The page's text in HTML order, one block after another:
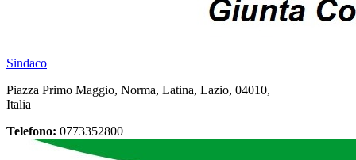
Sindaco
Piazza Primo Maggio, Norma, Latina, Lazio, 04010,
Italia
Telefono: 0773352800